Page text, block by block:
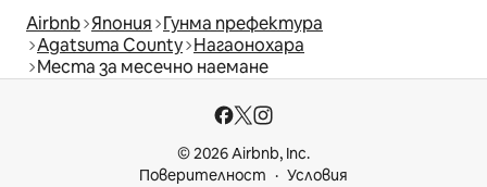
Airbnb Япония Гунма префектура
Agatsuma County Нагаонохара
Места за месечно наемане
© 2026 Airbnb, Inc.
Поверителност
Условия